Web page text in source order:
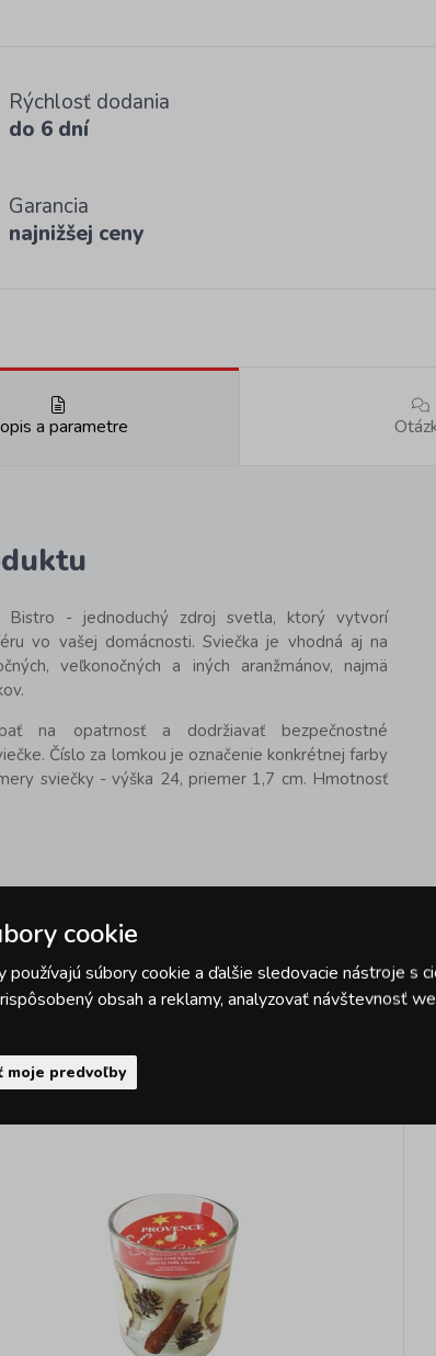
Rýchlosť dodania
do 6 dní
Garancia
najnižšej ceny
a parametre
Bistro - jednoduchý zdroj svetla, ktorý vytvorí
vo vašej domácnosti. Sviečka je vhodná aj na
veľkonočných a iných aranžmánov, najmä
na opatrnosť a dodržiavať bezpečnostné
Číslo za lomkou je označenie konkrétnej farby
sviečky - výška 24, priemer 1,7 cm. Hmotnosť
cookie
súbory cookie a ďalšie sledovacie nástroje s
obsah a reklamy, analyzovať návštevnosť
moje predvoľby